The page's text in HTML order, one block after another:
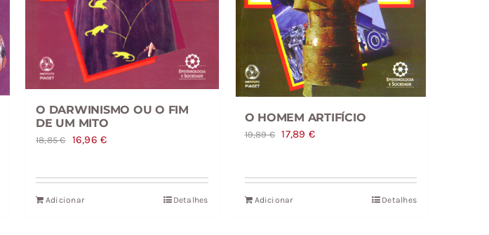
O DARWINISMO OU O FIM
DE UM MITO
18,85€
O
original
era:
16,96€O
atual
Adicionar Detalhes
O HOMEM ARTIFÍCIO
19,89€ O
17,89 €O
Adicionar Detalhes